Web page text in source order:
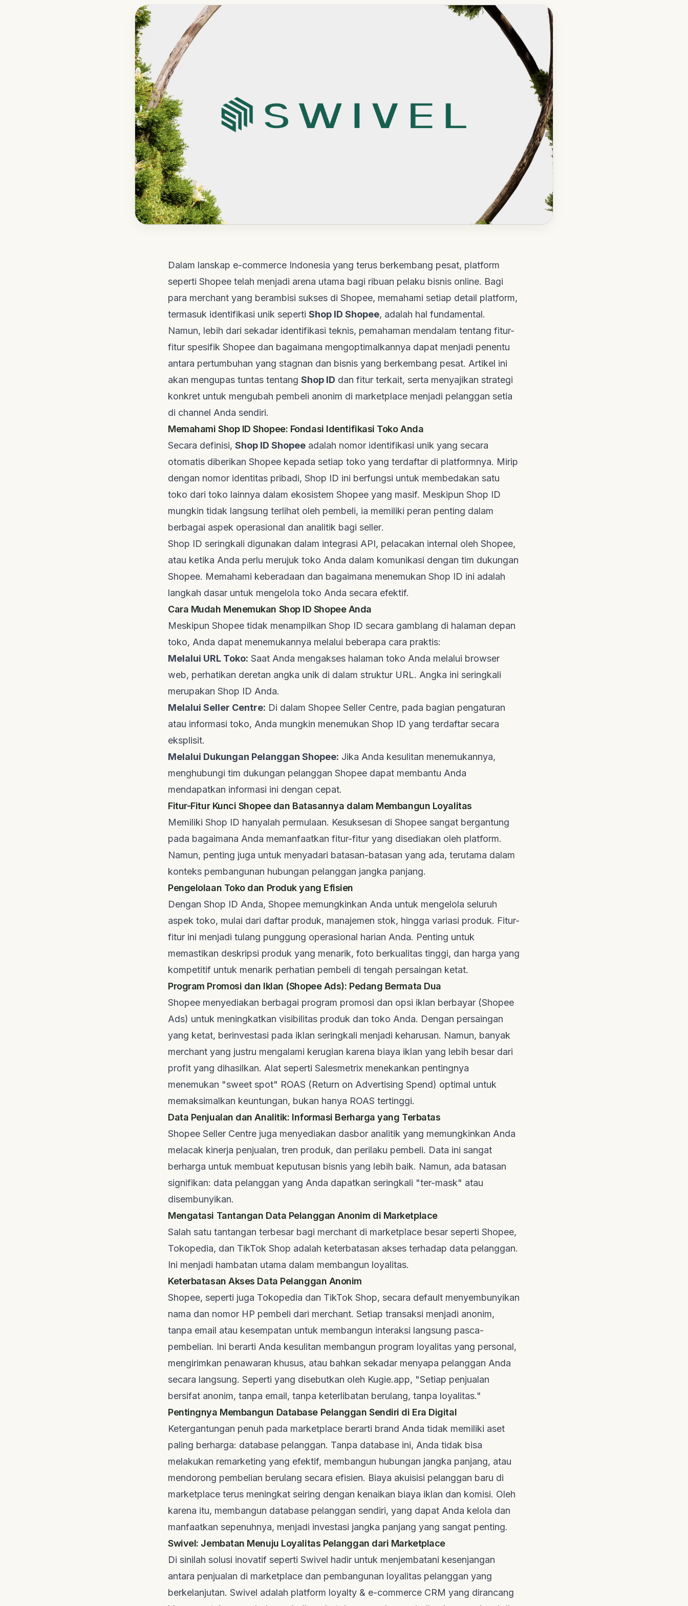
Dalam lanskap e-commerce Indonesia yang terus berkembang pesat, platform
seperti Shopee telah menjadi arena utama bagi ribuan pelaku bisnis online. Bagi
para merchant yang berambisi sukses di Shopee, memahami setiap detail platform,
termasuk identifikasi unik seperti Shop ID Shopee, adalah hal fundamental.
Namun, lebih dari sekadar identifikasi teknis, pemahaman mendalam tentang fitur-
fitur spesifik Shopee dan bagaimana mengoptimalkannya dapat menjadi penentu
antara pertumbuhan yang stagnan dan bisnis yang berkembang pesat. Artikel ini
akan mengupas tuntas tentang Shop ID dan fitur terkait, serta menyajikan strategi
konkret untuk mengubah pembeli anonim di marketplace menjadi pelanggan setia
di channel Anda sendiri.
Memahami Shop ID Shopee: Fondasi Identifikasi Toko Anda
Secara definisi, Shop ID Shopee adalah nomor identifikasi unik yang secara
otomatis diberikan Shopee kepada setiap toko yang terdaftar di platformnya. Mirip
dengan nomor identitas pribadi, Shop ID ini berfungsi untuk membedakan satu
toko dari toko lainnya dalam ekosistem Shopee yang masif. Meskipun Shop ID
mungkin tidak langsung terlihat oleh pembeli, ia memiliki peran penting dalam
berbagai aspek operasional dan analitik bagi seller.
Shop ID seringkali digunakan dalam integrasi API, pelacakan internal oleh Shopee,
atau ketika Anda perlu merujuk toko Anda dalam komunikasi dengan tim dukungan
Shopee. Memahami keberadaan dan bagaimana menemukan Shop ID ini adalah
langkah dasar untuk mengelola toko Anda secara efektif.
Cara Mudah Menemukan Shop ID Shopee Anda
Meskipun Shopee tidak menampilkan Shop ID secara gamblang di halaman depan
toko, Anda dapat menemukannya melalui beberapa cara praktis:
Melalui URL Toko: Saat Anda mengakses halaman toko Anda melalui browser
web, perhatikan deretan angka unik di dalam struktur URL. Angka ini seringkali
merupakan Shop ID Anda.
Melalui Seller Centre: Di dalam Shopee Seller Centre, pada bagian pengaturan
atau informasi toko, Anda mungkin menemukan Shop ID yang terdaftar secara
eksplisit.
Melalui Dukungan Pelanggan Shopee: Jika Anda kesulitan menemukannya,
menghubungi tim dukungan pelanggan Shopee dapat membantu Anda
mendapatkan informasi ini dengan cepat.
Fitur-Fitur Kunci Shopee dan Batasannya dalam Membangun Loyalitas
Memiliki Shop ID hanyalah permulaan. Kesuksesan di Shopee sangat bergantung
pada bagaimana Anda memanfaatkan fitur-fitur yang disediakan oleh platform.
Namun, penting juga untuk menyadari batasan-batasan yang ada, terutama dalam
konteks pembangunan hubungan pelanggan jangka panjang.
Pengelolaan Toko dan Produk yang Efisien
Dengan Shop ID Anda, Shopee memungkinkan Anda untuk mengelola seluruh
aspek toko, mulai dari daftar produk, manajemen stok, hingga variasi produk. Fitur-
fitur ini menjadi tulang punggung operasional harian Anda. Penting untuk
memastikan deskripsi produk yang menarik, foto berkualitas tinggi, dan harga yang
kompetitif untuk menarik perhatian pembeli di tengah persaingan ketat.
Program Promosi dan Iklan (Shopee Ads): Pedang Bermata Dua
Shopee menyediakan berbagai program promosi dan opsi iklan berbayar (Shopee
Ads) untuk meningkatkan visibilitas produk dan toko Anda. Dengan persaingan
yang ketat, berinvestasi pada iklan seringkali menjadi keharusan. Namun, banyak
merchant yang justru mengalami kerugian karena biaya iklan yang lebih besar dari
profit yang dihasilkan. Alat seperti Salesmetrix menekankan pentingnya
menemukan "sweet spot" ROAS (Return on Advertising Spend) optimal untuk
memaksimalkan keuntungan, bukan hanya ROAS tertinggi.
Data Penjualan dan Analitik: Informasi Berharga yang Terbatas
Shopee Seller Centre juga menyediakan dasbor analitik yang memungkinkan Anda
melacak kinerja penjualan, tren produk, dan perilaku pembeli. Data ini sangat
berharga untuk membuat keputusan bisnis yang lebih baik. Namun, ada batasan
signifikan: data pelanggan yang Anda dapatkan seringkali "ter-mask" atau
disembunyikan.
Mengatasi Tantangan Data Pelanggan Anonim di Marketplace
Salah satu tantangan terbesar bagi merchant di marketplace besar seperti Shopee,
Tokopedia, dan TikTok Shop adalah keterbatasan akses terhadap data pelanggan.
Ini menjadi hambatan utama dalam membangun loyalitas.
Keterbatasan Akses Data Pelanggan Anonim
Shopee, seperti juga Tokopedia dan TikTok Shop, secara default menyembunyikan
nama dan nomor HP pembeli dari merchant. Setiap transaksi menjadi anonim,
tanpa email atau kesempatan untuk membangun interaksi langsung pasca-
pembelian. Ini berarti Anda kesulitan membangun program loyalitas yang personal,
mengirimkan penawaran khusus, atau bahkan sekadar menyapa pelanggan Anda
secara langsung. Seperti yang disebutkan oleh Kugie.app, "Setiap penjualan
bersifat anonim, tanpa email, tanpa keterlibatan berulang, tanpa loyalitas."
Pentingnya Membangun Database Pelanggan Sendiri di Era Digital
Ketergantungan penuh pada marketplace berarti brand Anda tidak memiliki aset
paling berharga: database pelanggan. Tanpa database ini, Anda tidak bisa
melakukan remarketing yang efektif, membangun hubungan jangka panjang, atau
mendorong pembelian berulang secara efisien. Biaya akuisisi pelanggan baru di
marketplace terus meningkat seiring dengan kenaikan biaya iklan dan komisi. Oleh
karena itu, membangun database pelanggan sendiri, yang dapat Anda kelola dan
manfaatkan sepenuhnya, menjadi investasi jangka panjang yang sangat penting.
Swivel: Jembatan Menuju Loyalitas Pelanggan dari Marketplace
Di sinilah solusi inovatif seperti Swivel hadir untuk menjembatani kesenjangan
antara penjualan di marketplace dan pembangunan loyalitas pelanggan yang
berkelanjutan. Swivel adalah platform loyalty & e-commerce CRM yang dirancang